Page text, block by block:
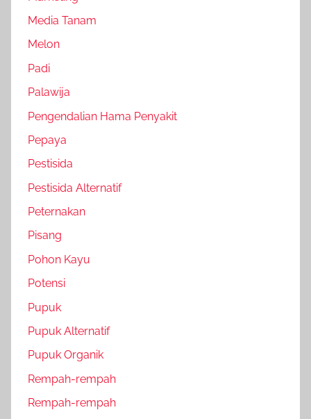
Media Tanam
Melon
Padi
Palawija
Pengendalian Hama Penyakit
Pepaya
Pestisida
Pestisida Alternatif
Peternakan
Pisang
Pohon Kayu
Potensi
Pupuk
Pupuk Alternatif
Pupuk Organik
Rempah-rempah
Rempah-rempah